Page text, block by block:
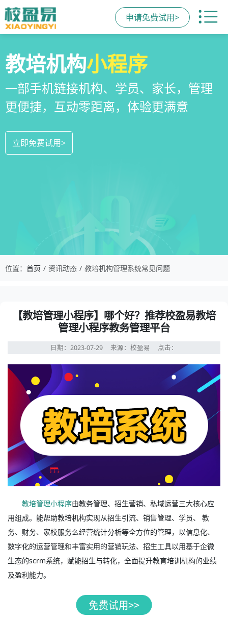
申请免费试用>
校区运营管理系统
教培机构数字化全场景运营管理系统，
全方位解决学校经营管理难题
立即免费试用>
全场景招生方案
全场景招生方案+产品矩阵，帮助教育机
构低成本实现生源指数级增长
立即免费试用>
教培机构小程序
一部手机链接机构、学员、家长，管理
更便捷，互动零距离，体验更满意
立即免费试用>
位置： 首页 资讯动态 教培机构管理系统常见问题
【教培管理小程序】哪个好？推荐校盈易教培
管理小程序教务管理平台
日期：2023-07-29 来源：校盈易 点击：
教培管理小程序由教务管理、招生营销、私域运营三大核心应
用组成。能帮助教培机构实现从招生引流、销售管理、学员、 教
务、财务、家校服务么经营统计分析等全方位的管理，以信息化、
数字化的运营管理和丰富实用的营销玩法、招生工具以用基于企微
生态的scrm系统，赋能招生与转化，全面提升教育培训机构的业绩
及盈利能力。